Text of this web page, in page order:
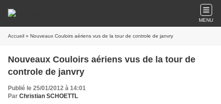
MENU
Accueil » Nouveaux Couloirs aériens vus de la tour de controle de janvry
Nouveaux Couloirs aériens vus de la tour de
controle de janvry
Publié le 25/01/2012 à 14:01
Par Christian SCHOETTL